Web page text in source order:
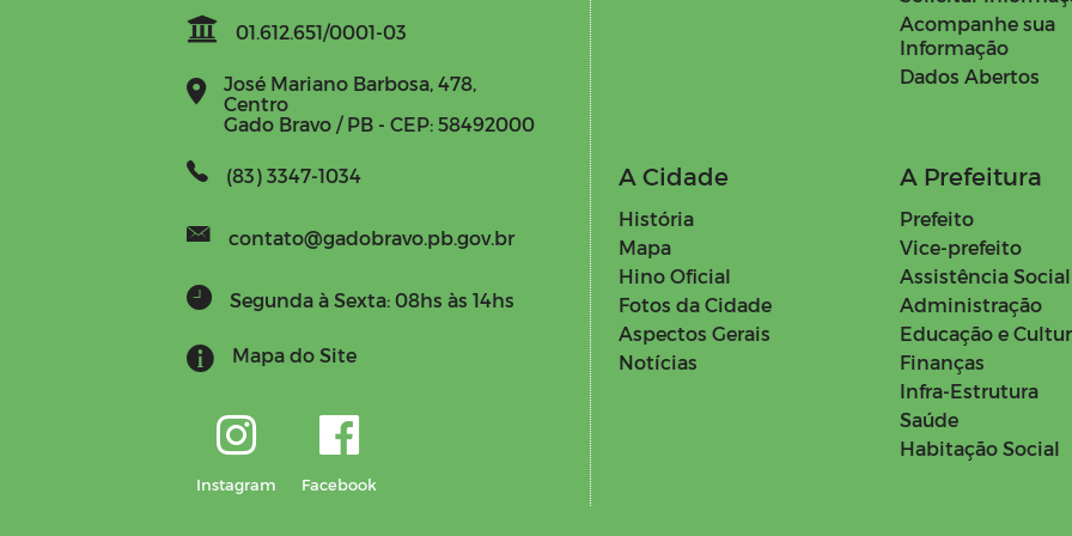
01.612.651/0001-03
José Mariano Barbosa, 478,
Centro
Gado Bravo / PB - CEP: 58492000
(83) 3347-1034
contato@gadobravo.pb.gov.br
Segunda à Sexta: 08hs às 14hs
Mapa do Site
Instagram Facebook
Acompanhe sua
Informação
Dados Abertos
A Cidade
História
Mapa
Hino Oficial
Fotos da Cidade
Aspectos Gerais
Notícias
A Prefeitura
Prefeito
Vice-prefeito
Assistência Social
Administração
Educação e
Finanças
Infra-Estrutura
Saúde
Habitação Social